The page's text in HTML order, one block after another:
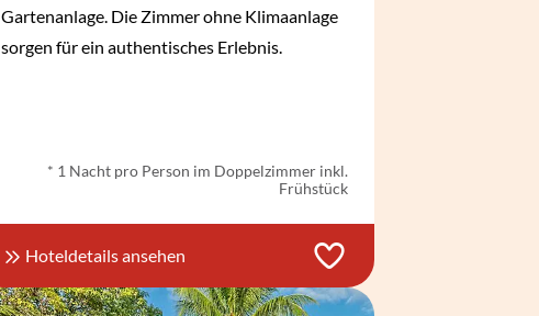
Gartenanlage. Die Zimmer ohne Klimaanlage
sorgen für ein authentisches Erlebnis.
* 1 Nacht pro Person im Doppelzimmer inkl.
Frühstück
Hoteldetails ansehen